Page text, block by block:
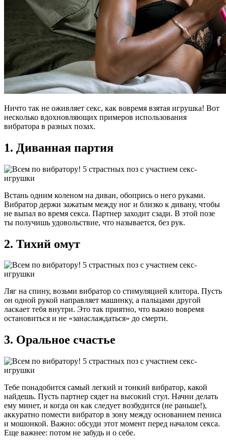
Ничто так не оживляет секс, как вовремя взятая игрушка! Вот
несколько вдохновляющих примеров использования
вибратора в разных позах.
1. Диванная партия
Встань одним коленом на диван, обопрись о него руками.
Вибратор держи зажатым между ног и близко к дивану, чтобы
не выпал во время секса. Партнер заходит сзади. В этой позе
ты получишь удовольствие, что называется, без рук.
2. Тихий омут
Ляг на спину, возьми вибратор со стимуляцией клитора. Пусть
он одной рукой направляет машинку, а пальцами другой
ласкает тебя внутри. Это так приятно, что важно вовремя
остановиться и не «занаслаждаться» до смерти.
3. Оральное счастье
Тебе понадобится самый легкий и тонкий вибратор, какой
найдешь. Пусть партнер сядет на высокий стул. Начни делать
ему минет, и когда он как следует возбудится (не раньше!),
аккуратно помести вибратор в зону между основанием пениса
и мошонкой. Важно: обсуди этот момент перед началом секса.
Еще важнее: потом не забудь и о себе.